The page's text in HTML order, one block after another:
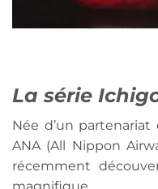
La série
Née d’un
ANA (All Nippon
récemment